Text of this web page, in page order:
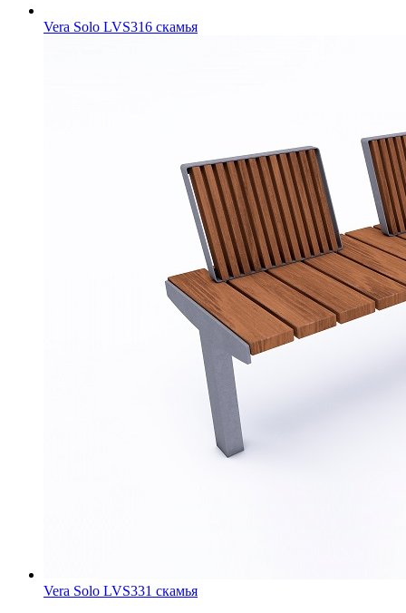
Vera Solo LVS316 скамья
Vera Solo LVS331 скамья